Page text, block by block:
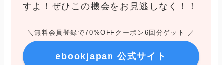
すよ！ぜひこの機会をお見逃しなく！！
＼無料会員登録で70%OFFクーポン6回分ゲット ／
ebookjapan 公式サイト